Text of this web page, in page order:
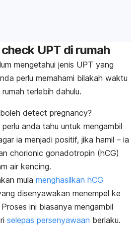
checkUPT di rumah
mengetahui jenis UPT yang
perlu memahami bilakah waktu
terlebih dahulu.
detect pregnancy?
anda tahu untuk mengambil
ia menjadi positif, jika hamil – ia
chorionic gonadotropin (hCG)
air kencing.
mula menghasilkan hCG
disenyawakan menempel ke
ini biasanya mengambil
selepas persenyawaan berlaku.